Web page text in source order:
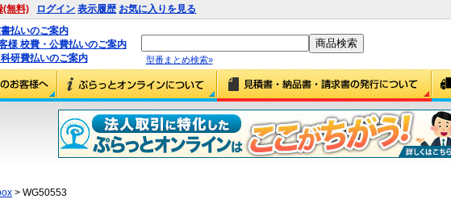
(無料) ログイン 表示履歴 お気に入りを見る
払いのご案内
様 校費・公費払いのご案内
研費払いのご案内
型番まとめ検索»
> WG50553